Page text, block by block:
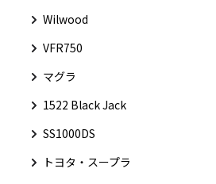
Wilwood
VFR750
マグラ
1522 Black Jack
SS1000DS
トヨタ・スープラ